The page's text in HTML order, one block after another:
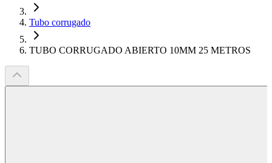
Tubo corrugado
TUBO CORRUGADO ABIERTO 10MM 25 METROS